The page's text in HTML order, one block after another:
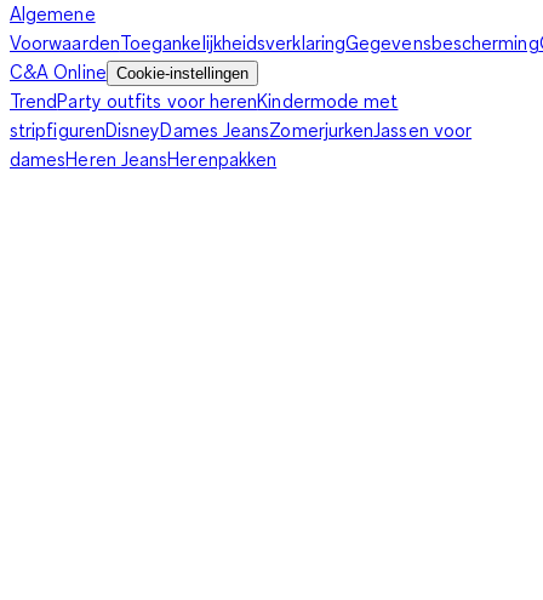
Algemene
VoorwaardenToegankelijkheidsverklaringGegevensbescherming
C&A Online Cookie-instellingen
TrendParty outfits voor herenKindermode met
stripfigurenDisneyDames JeansZomerjurkenJassen voor
damesHeren JeansHerenpakken